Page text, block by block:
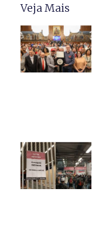
Veja Mais